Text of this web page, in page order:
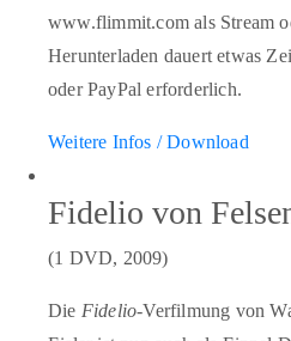
www.flimmit.com als Stream
Herunterladen dauert etwas
oder PayPal erforderlich.
Weitere Infos / Download
Fidelio von
(1 DVD, 2009)
Die Fidelio-Verfilmung von